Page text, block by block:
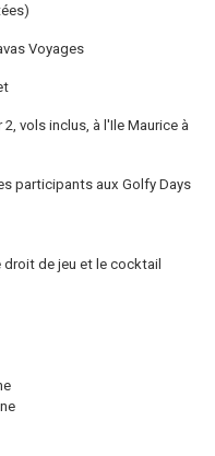
Voyages
vols inclus, à l'Ile Maurice à
participants aux Golfy Days
droit de jeu et le cocktail